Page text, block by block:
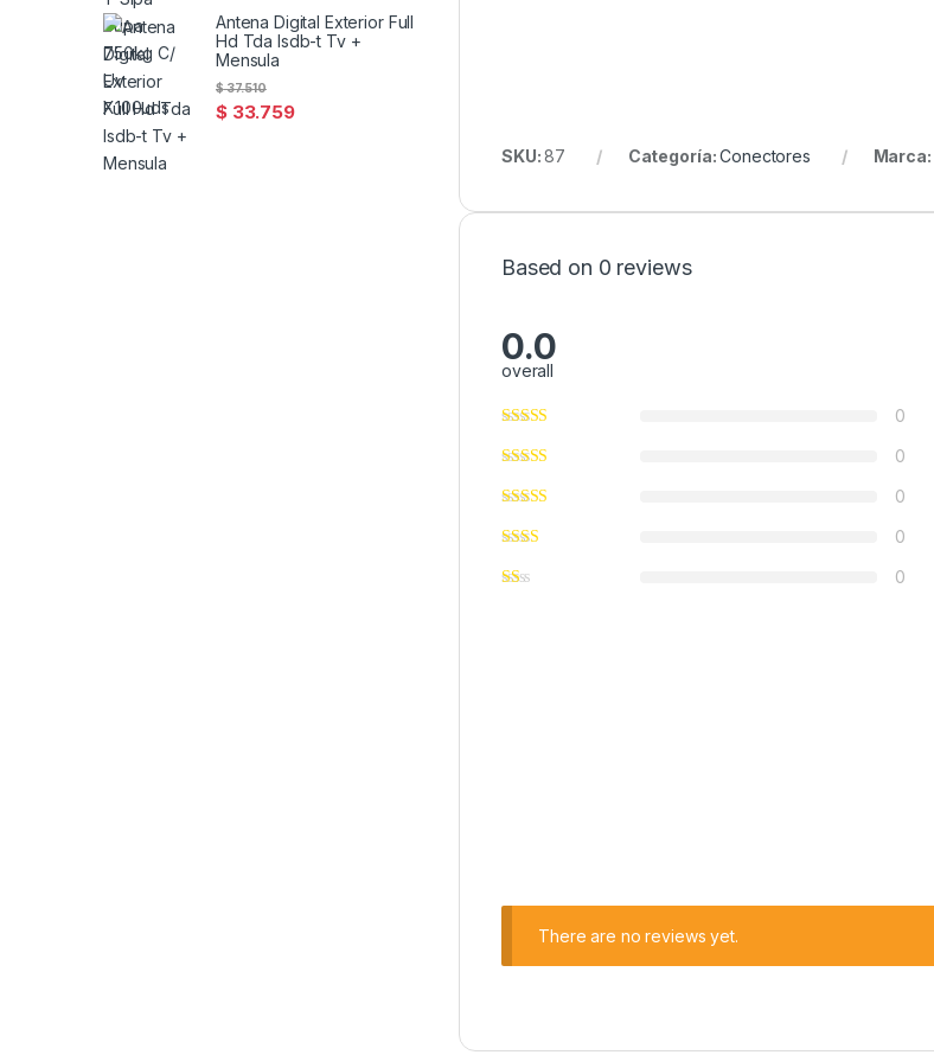
SKU:87 Categoría:Conectores Marca:
Based on 0 reviews
0.0
overall
0
0
0
0
0
There are no reviews yet.
Antena Digital Exterior Full
Hd Tda Isdb-t Tv +
Mensula
$33.759
$37.510